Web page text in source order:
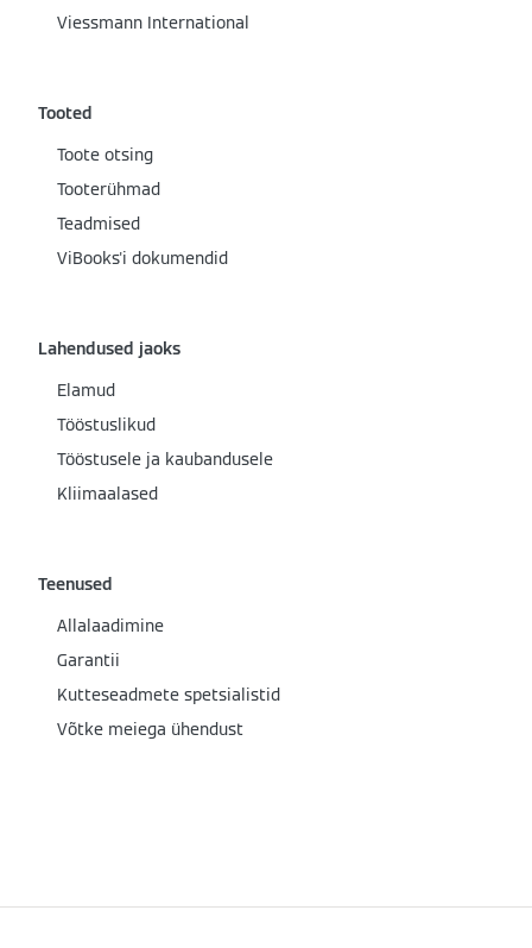
Viessmann International
Tooted
Toote otsing
Tooterühmad
Teadmised
ViBooks'i dokumendid
Lahendused jaoks
Elamud
Tööstuslikud
Tööstusele ja kaubandusele
Kliimaalased
Teenused
Allalaadimine
Garantii
Kutteseadmete spetsialistid
Võtke meiega ühendust